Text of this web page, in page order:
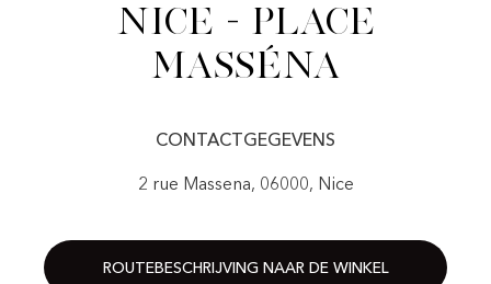
Nice - Place
Masséna
CONTACTGEGEVENS
2 rue Massena, 06000, Nice
ROUTEBESCHRIJVING NAAR DE WINKEL